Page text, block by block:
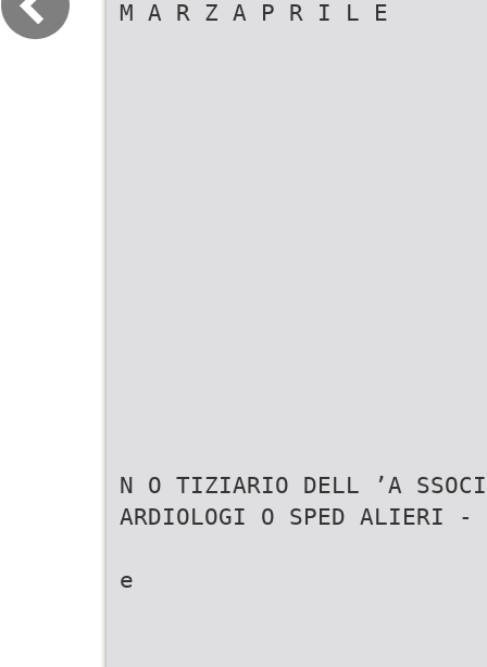
M A R Z A P R I L E
N O TIZIARIO DELL ’A
ARDIOLOGI O SPED ALIERI -
e